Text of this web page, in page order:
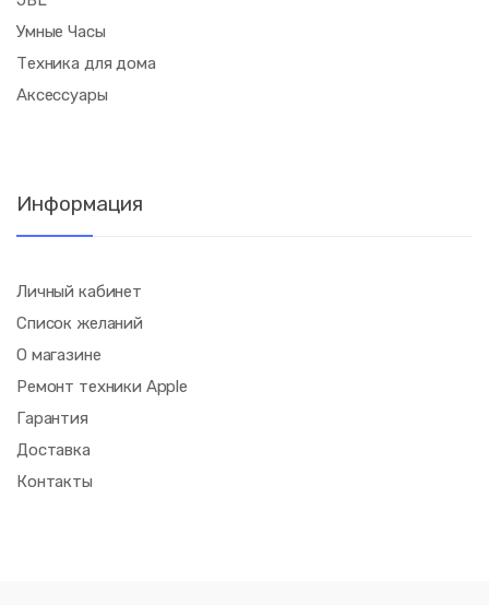
Умные Часы
Техника для дома
Аксессуары
Информация
Личный кабинет
Список желаний
О магазине
Ремонт техники Apple
Гарантия
Доставка
Контакты